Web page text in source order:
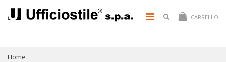
CARRELLO
Home